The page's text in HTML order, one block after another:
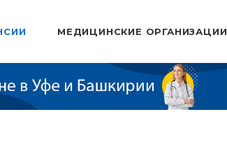
МЕДИЦИНСКИЕ ОРГАНИЗАЦИИ